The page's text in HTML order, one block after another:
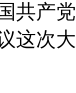
共产
这次